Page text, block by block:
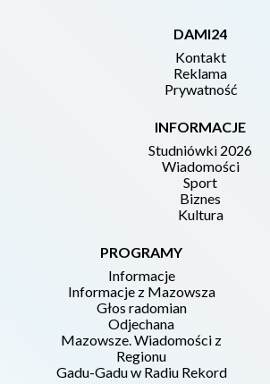
DAMI24
Kontakt
Reklama
Prywatność
INFORMACJE
Studniówki 2026
Wiadomości
Sport
Biznes
Kultura
PROGRAMY
Informacje
Informacje z Mazowsza
Głos radomian
Odjechana
Mazowsze. Wiadomości z
Regionu
Gadu-Gadu w Radiu Rekord